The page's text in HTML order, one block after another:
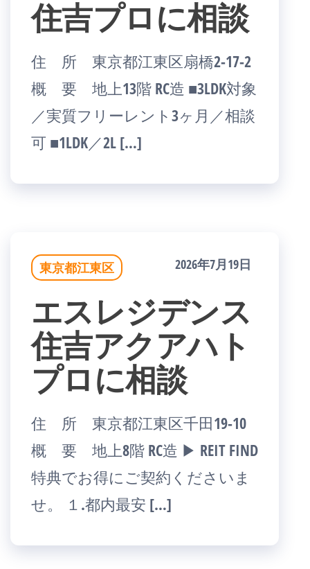
住吉プロに相談
住 所 東京都江東区扇橋2-17-2
概 要 地上13階 RC造 ■3LDK対象
／実質フリーレント3ヶ月／相談
可 ■1LDK／2L […]
東京都江東区 2026年7月19日
エスレジデンス
住吉アクアハト
プロに相談
住 所 東京都江東区千田19-10
概 要 地上8階 RC造 ▶ REIT FIND
特典でお得にご契約くださいま
せ。 １.都内最安 […]